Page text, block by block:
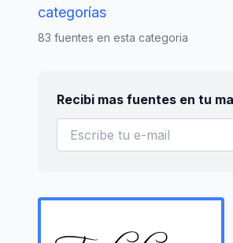
categorías
83 fuentes en esta categoria
Recibi mas fuentes en tu